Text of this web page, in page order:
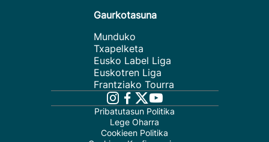
Gaurkotasuna
Munduko
Txapelketa
Eusko Label Liga
Euskotren Liga
Frantziako Tourra
Pribatutasun Politika
Lege Oharra
Cookieen Politika